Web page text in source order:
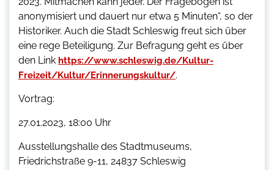
anonymisiert und dauert nur etwa 5 Minuten“, so der
Historiker. Auch die Stadt Schleswig freut sich über
eine rege Beteiligung. Zur Befragung geht es über
den Link https://www.schleswig.de/Kultur-
Freizeit/Kultur/Erinnerungskultur/.
Vortrag:
27.01.2023, 18:00 Uhr
Ausstellungshalle des Stadtmuseums,
Friedrichstraße 9-11, 24837 Schleswig